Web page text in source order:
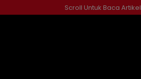
ke
Scroll Untuk Baca Artikel